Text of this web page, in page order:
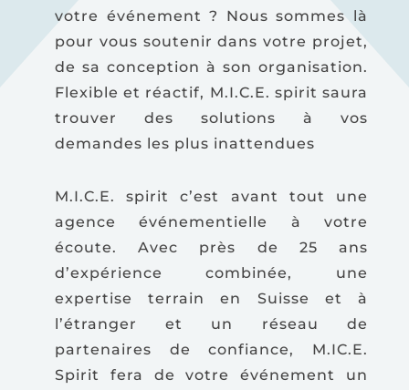
votre événement ? Nous sommes là
pour vous soutenir dans votre projet,
de sa conception à son organisation.
Flexible et réactif, M.I.C.E. spirit saura
trouver des solutions à vos
demandes les plus inattendues
M.I.C.E. spirit c’est avant tout une
agence événementielle à votre
écoute. Avec près de 25 ans
d’expérience combinée, une
expertise terrain en Suisse et à
l’étranger et un réseau de
partenaires de confiance, M.IC.E.
Spirit fera de votre événement un